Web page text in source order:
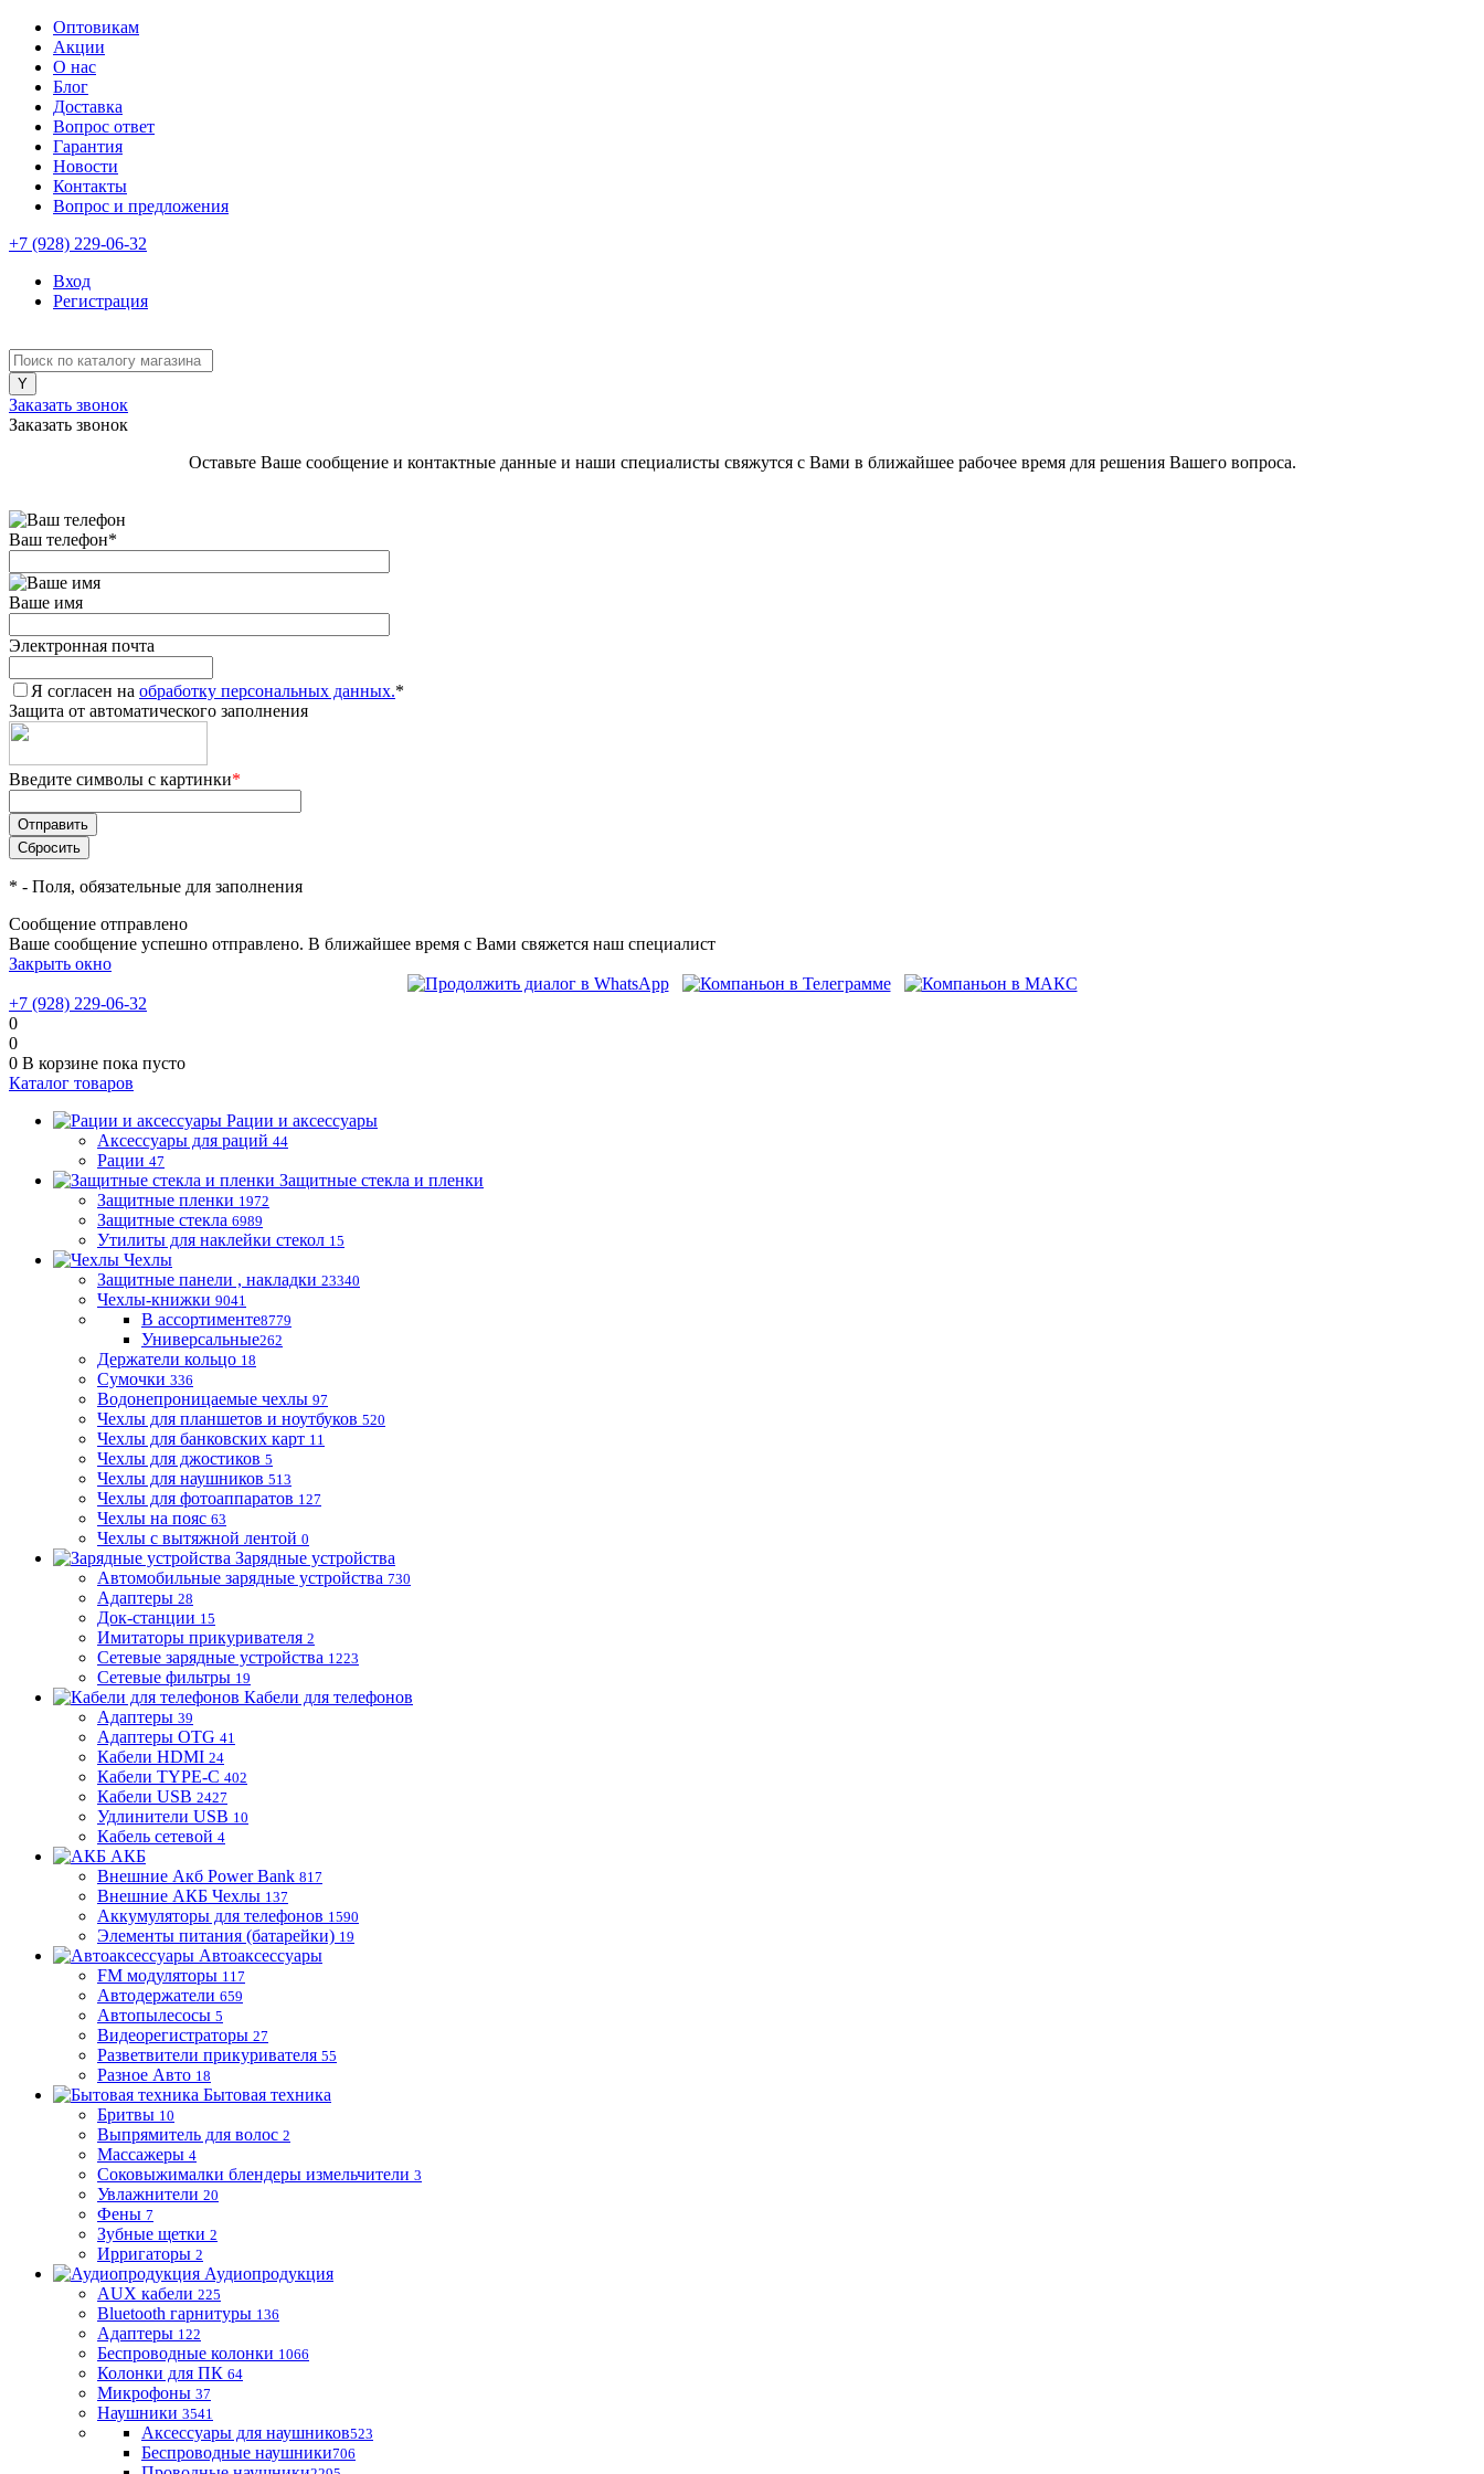
Оптовикам
Акции
О нас
Блог
Доставка
Вопрос ответ
Гарантия
Новости
Контакты
Вопрос и предложения
+7 (928) 229-06-32
Вход
Регистрация
Заказать звонок
Заказать звонок
Оставьте Ваше сообщение и контактные данные и наши специалисты свяжутся с Вами в ближайшее рабочее время для решения Вашего вопроса.
Ваш телефон*
Ваше имя
Электронная почта
Я согласен на обработку персональных данных.*
Защита от автоматического заполнения
Введите символы с картинки*
* - Поля, обязательные для заполнения
Сообщение отправлено
Ваше сообщение успешно отправлено. В ближайшее время с Вами свяжется наш специалист
Закрыть окно
+7 (928) 229-06-32
0
0
0 В корзине пока пусто
Каталог товаров
Рации и аксессуары
Аксессуары для раций 44
Рации 47
Защитные стекла и пленки
Защитные пленки 1972
Защитные стекла 6989
Утилиты для наклейки стекол 15
Чехлы
Защитные панели , накладки 23340
Чехлы-книжки 9041
В ассортименте8779
Универсальные262
Держатели кольцо 18
Сумочки 336
Водонепроницаемые чехлы 97
Чехлы для планшетов и ноутбуков 520
Чехлы для банковских карт 11
Чехлы для джостиков 5
Чехлы для наушников 513
Чехлы для фотоаппаратов 127
Чехлы на пояс 63
Чехлы с вытяжной лентой 0
Зарядные устройства
Автомобильные зарядные устройства 730
Адаптеры 28
Док-станции 15
Имитаторы прикуривателя 2
Сетевые зарядные устройства 1223
Сетевые фильтры 19
Кабели для телефонов
Адаптеры 39
Адаптеры OTG 41
Кабели HDMI 24
Кабели TYPE-C 402
Кабели USB 2427
Удлинители USB 10
Кабель сетевой 4
АКБ
Внешние Акб Power Bank 817
Внешние АКБ Чехлы 137
Аккумуляторы для телефонов 1590
Элементы питания (батарейки) 19
Автоаксессуары
FM модуляторы 117
Автодержатели 659
Автопылесосы 5
Видеорегистраторы 27
Разветвители прикуривателя 55
Разное Авто 18
Бытовая техника
Бритвы 10
Выпрямитель для волос 2
Массажеры 4
Соковыжималки блендеры измельчители 3
Увлажнители 20
Фены 7
Зубные щетки 2
Ирригаторы 2
Аудиопродукция
AUX кабели 225
Bluetooth гарнитуры 136
Адаптеры 122
Беспроводные колонки 1066
Колонки для ПК 64
Микрофоны 37
Наушники 3541
Аксессуары для наушников523
Беспроводные наушники706